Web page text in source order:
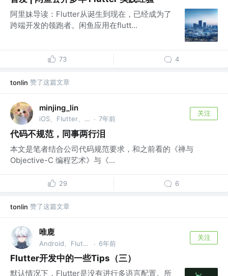
阿里妹导读：Flutter从诞生到现在，已经成为了
跨端开发的领跑者。闲鱼应用在flutt...
73 4
tonlin 赞了这篇文章
minjing_lin
iOS、Flutter、鸿蒙、搬砖 @苏州 · 7年前
关注
代码不规范，同事两行泪
本文是笔者结合公司代码规范要求，和之前看的《禅与
Objective-C 编程艺术》与《...
29 6
tonlin 赞了这篇文章
唯鹿
Android、Flutter @DY · 6年前
关注
Flutter开发中的一些Tips（三）
默认情况下，Flutter是没有进行多语言配置。所